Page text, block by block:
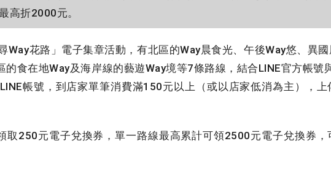
高折2000元。
花路」電子集章活動，有北區的Way晨食光、午後Way悠、異國
的食在地Way及海岸線的藝遊Way境等7條路線，結合LINE官方帳號
帳號，到店家單筆消費滿150元以上（或以店家低消為主），上
250元電子兌換券，單一路線最高累計可領2500元電子兌換券，